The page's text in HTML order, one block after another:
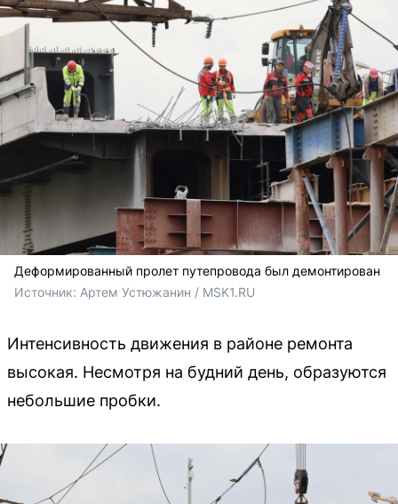
Деформированный пролет путепровода был демонтирован
Источник: Артем Устюжанин / MSK1.RU
Интенсивность движения в районе ремонта
высокая. Несмотря на будний день, образуются
небольшие пробки.